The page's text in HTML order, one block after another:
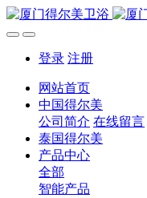
登录 注册
网站首页
中国得尔美
公司简介 在线留言
泰国得尔美
产品中心
全部
智能产品